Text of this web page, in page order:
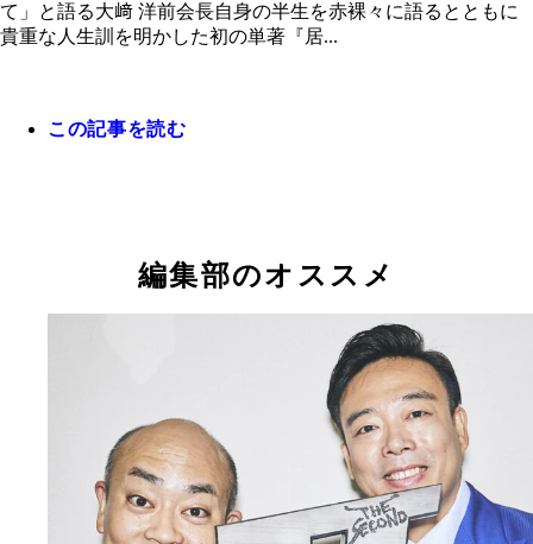
ろうと思って」と語る大﨑 洋前会長
て」と語る大﨑 洋前会長自身の半生を赤裸々に語るとともに
貴重な人生訓を明かした初の単著『居...
この記事を読む
編集部のオススメ